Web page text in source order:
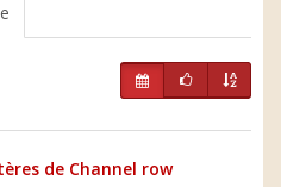
de Channel row